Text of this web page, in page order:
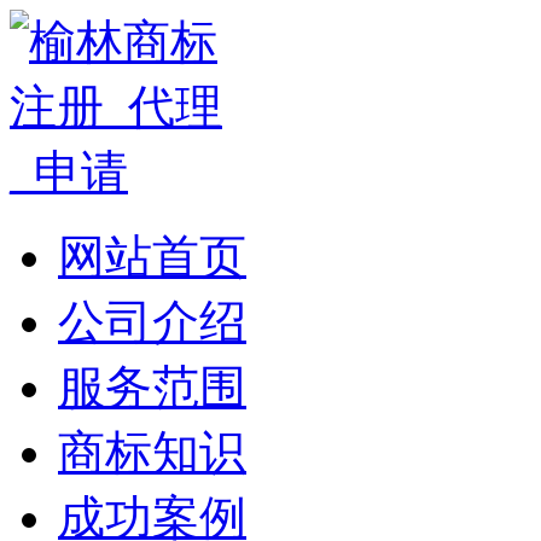
网站首页
公司介绍
服务范围
商标知识
成功案例